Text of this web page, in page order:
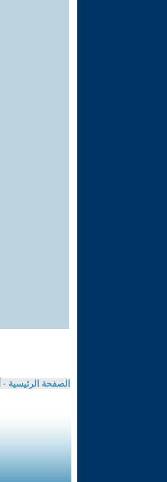
الصفحة الرئيسية -